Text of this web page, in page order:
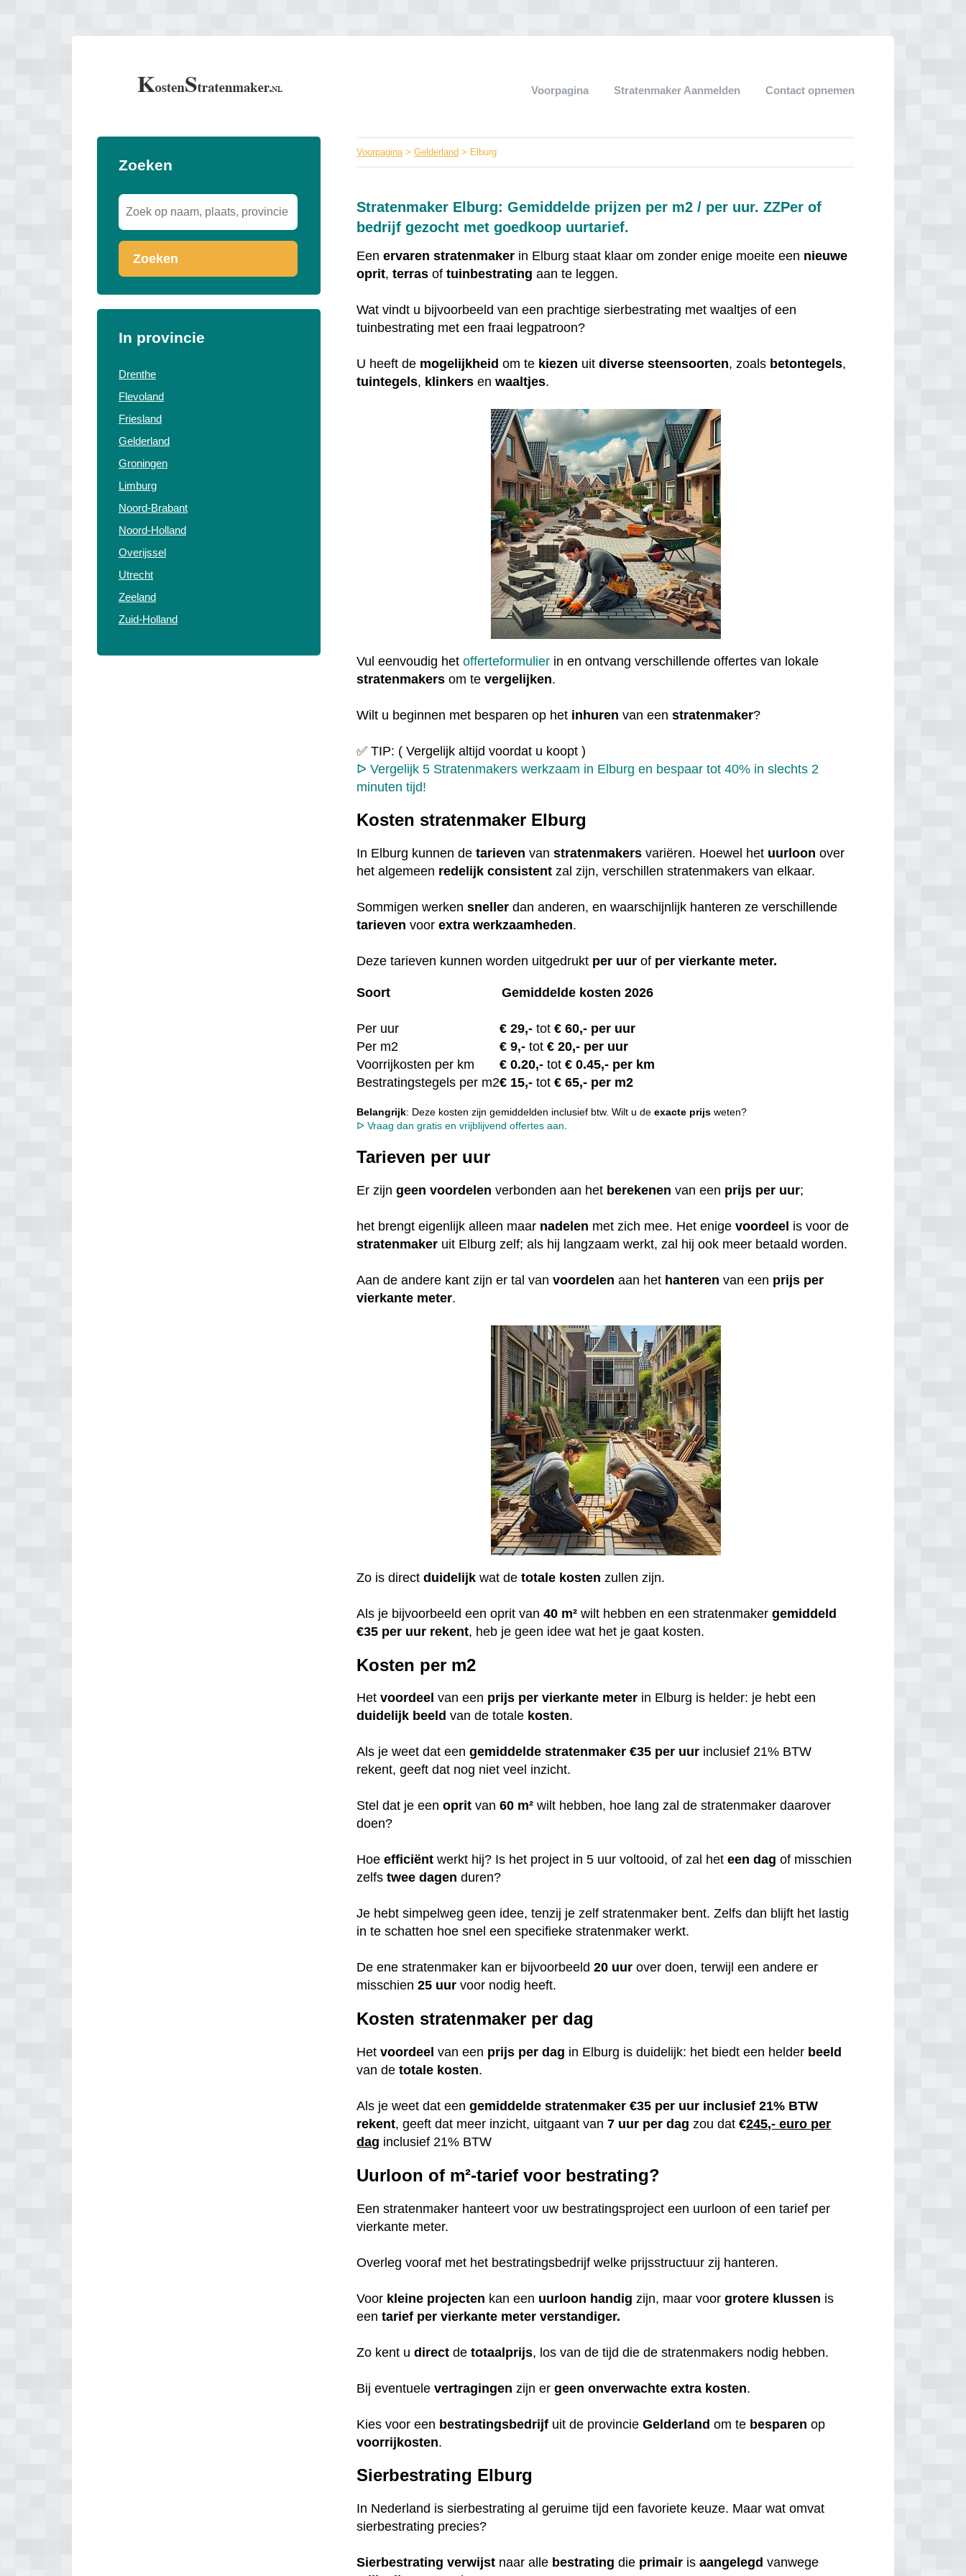
Voorpagina Stratenmaker Aanmelden Contact opnemen
Zoeken
Zoeken
In provincie
Drenthe
Flevoland
Friesland
Gelderland
Groningen
Limburg
Noord-Brabant
Noord-Holland
Overijssel
Utrecht
Zeeland
Zuid-Holland
Voorpagina>Gelderland > Elburg
Stratenmaker Elburg: Gemiddelde prijzen per m2 / per uur. ZZPer of
bedrijf gezocht met goedkoop uurtarief.
Eenervaren stratenmaker in Elburg staat klaar om zonder enige moeite een nieuwe
oprit,terras oftuinbestrating aan te leggen.
Wat vindt u bijvoorbeeld van een prachtige sierbestrating met waaltjes of een
tuinbestrating met een fraai legpatroon?
U heeft de mogelijkheid om te kiezen uitdiverse steensoorten, zoals betontegels,
tuintegels, klinkers enwaaltjes.
Vul eenvoudig hetofferteformulier in en ontvang verschillende offertes van lokale
stratenmakers om tevergelijken.
Wilt u beginnen met besparen op het inhuren van eenstratenmaker?
✅ TIP: ( Vergelijk altijd voordat u koopt )
ᐅ Vergelijk 5 Stratenmakers werkzaam in Elburg en bespaar tot 40% in slechts 2
minuten tijd!
Kosten stratenmaker Elburg
In Elburg kunnen detarieven vanstratenmakers variëren. Hoewel het uurloon over
het algemeen redelijk consistent zal zijn, verschillen stratenmakers van elkaar.
Sommigen werkensneller dan anderen, en waarschijnlijk hanteren ze verschillende
tarieven voorextra werkzaamheden.
Deze tarieven kunnen worden uitgedrukt per uur of per vierkante meter.
Soort Gemiddelde kosten 2026
Per uur €29,- tot € 60,- per uur
Per m2
€9,- tot€ 20,- per uur
Voorrijkosten per km
€ 0.20,- tot€ 0.45,- per km
Bestratingstegels per m2€ 15,- tot€ 65,- per m2
Belangrijk: Deze kosten zijn gemiddelden inclusief btw. Wilt u deexacte prijs weten?
ᐅ Vraag dan gratis en vrijblijvend offertes aan.
Tarieven per uur
Er zijngeen voordelen verbonden aan het berekenen van een prijs per uur;
het brengt eigenlijk alleen maar nadelen met zich mee. Het enigevoordeel is voor de
stratenmaker uit Elburg zelf; als hij langzaam werkt, zal hij ook meer betaald worden.
Aan de andere kant zijn er tal vanvoordelen aan het hanteren van een prijs per
vierkante meter.
Zo is directduidelijk wat detotale kosten zullen zijn.
Als je bijvoorbeeld een oprit van 40 m² wilt hebben en een stratenmakergemiddeld
€35 per uur rekent, heb je geen idee wat het je gaat kosten.
Kosten per m2
Hetvoordeel van een prijs per vierkante meter in Elburg is helder: je hebt een
duidelijk beeld van de totale kosten.
Als je weet dat eengemiddelde stratenmaker €35 per uur inclusief 21% BTW
rekent, geeft dat nog niet veel inzicht.
Stel dat je eenoprit van60 m² wilt hebben, hoe lang zal de stratenmaker daarover
doen?
Hoeefficiënt werkt hij? Is het project in 5 uur voltooid, of zal heteen dag of misschien
zelfstwee dagen duren?
Je hebt simpelweg geen idee, tenzij je zelf stratenmaker bent. Zelfs dan blijft het lastig
in te schatten hoe snel een specifieke stratenmaker werkt.
De ene stratenmaker kan er bijvoorbeeld20 uur over doen, terwijl een andere er
misschien25 uur voor nodig heeft.
Kosten stratenmaker per dag
Hetvoordeel van een prijs per dag in Elburg is duidelijk: het biedt een helder beeld
van detotale kosten.
Als je weet dat eengemiddelde stratenmaker €35 per uur inclusief 21% BTW
rekent, geeft dat meer inzicht, uitgaant van7 uur per dag zou dat€245,- euro per
dag inclusief 21% BTW
Uurloon of m²-tarief voor bestrating?
Een stratenmaker hanteert voor uw bestratingsproject een uurloon of een tarief per
vierkante meter.
Overleg vooraf met het bestratingsbedrijf welke prijsstructuur zij hanteren.
Voor kleine projecten kan een uurloon handig zijn, maar voorgrotere klussen is
eentarief per vierkante meter verstandiger.
Zo kent udirect detotaalprijs, los van de tijd die de stratenmakers nodig hebben.
Bij eventuelevertragingen zijn ergeen onverwachte extra kosten.
Kies voor een bestratingsbedrijf uit de provincieGelderland om te besparen op
voorrijkosten.
Sierbestrating Elburg
In Nederland is sierbestrating al geruime tijd een favoriete keuze. Maar wat omvat
sierbestrating precies?
Sierbestrating verwijst naar alle bestrating die primair isaangelegd vanwege